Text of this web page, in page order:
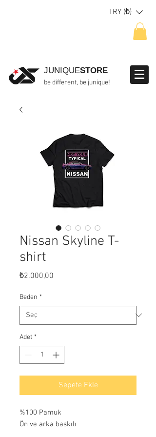
TRY (₺)
JUNIQUESTORE
be different, be junique!
Nissan Skyline T-
shirt
₺2.000,00
Beden *
Adet *
Sepete Ekle
%100 Pamuk
Ön ve arka baskılı